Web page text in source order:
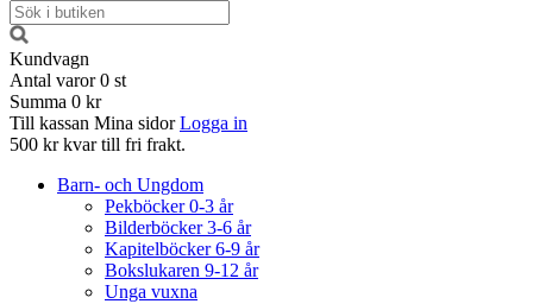
Kundvagn
Antal varor 0 st
Summa 0 kr
Till kassan Mina sidor Logga in
500 kr kvar till fri frakt.
Barn- och Ungdom
Pekböcker 0-3 år
Bilderböcker 3-6 år
Kapitelböcker 6-9 år
Bokslukaren 9-12 år
Unga vuxna